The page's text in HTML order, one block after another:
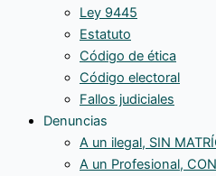
Ley 9445
Estatuto
Código de ética
Código electoral
Fallos judiciales
Denuncias
A un ilegal, SIN
A un Profesional,